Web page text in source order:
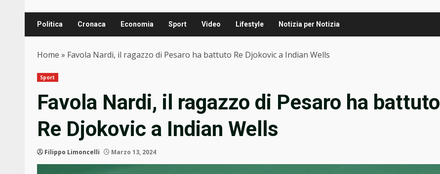
Politica Cronaca Economia Sport Video Lifestyle Notizia per Notizia
Home » Favola Nardi, il ragazzo di Pesaro ha battuto Re Djokovic a Indian Wells
Sport
Favola Nardi, il ragazzo di Pesaro ha battuto
Re Djokovic a Indian Wells
Filippo Limoncelli Marzo 13, 2024